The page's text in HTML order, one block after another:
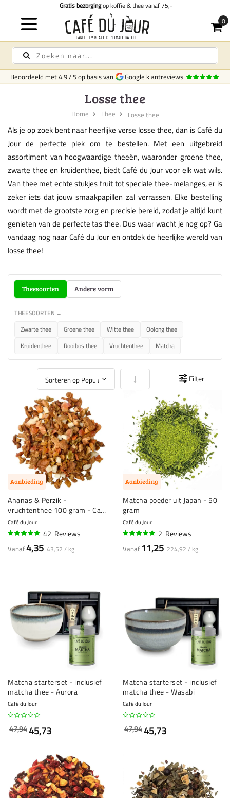
Gratis bezorgingop koffie & thee vanaf 75,-
Beoordeeld met4.9/5op basis van Google klantreviews
Losse thee
Home Thee Losse thee
Als je op zoek bent naar heerlijke verse losse thee, dan is Café du
Jour de perfecte plek om te bestellen. Met een uitgebreid
assortiment van hoogwaardige theeën, waaronder groene thee,
zwarte thee en kruidenthee, biedt Café du Jour voor elk wat wils.
Van thee met echte stukjes fruit tot speciale thee-melanges, er is
zeker iets dat jouw smaakpapillen zal verrassen. Elke bestelling
wordt met de grootste zorg en precisie bereid, zodat je altijd kunt
genieten van de perfecte tas thee. Dus waar wacht je nog op? Ga
vandaag nog naar Café du Jour en ontdek de heerlijke wereld van
losse thee!
Theesoorten Andere vorm
THEESOORTEN →
Zwarte thee Groene thee Witte thee
Oolong thee
Kruidenthee
Rooibos thee Vruchtenthee Matcha
Van laag naar hoog sorteren
Filter
Aanbieding
Ananas & Perzik -
vruchtenthee 100 gram - Café
du Jour Losse Thee
Café du Jour
42 Reviews
Vanaf4,35 43,52 / kg
Aanbieding
Matcha poeder uit Japan - 50
gram
Café du Jour
2 Reviews
Vanaf 11,25 224,92 / kg
Matcha starterset - inclusief
matcha thee - Aurora
Café du Jour
45,73
47,94
Matcha starterset - inclusief
matcha thee - Wasabi
Café du Jour
45,73
47,94